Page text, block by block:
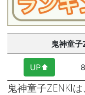
鬼神童
UP⬆︎
鬼神童子ZENKI